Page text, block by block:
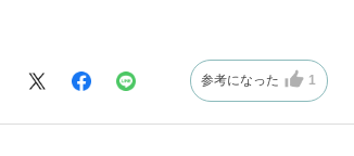
参考になった 1